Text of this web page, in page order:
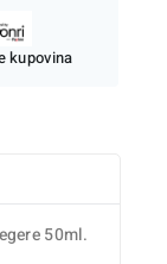
kupovina
50ml.